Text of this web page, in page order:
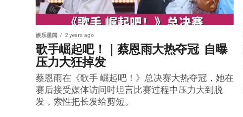
娱乐星闻 2 years ago
歌手崛起吧！｜蔡恩雨大热夺冠  自曝
压力大狂掉发
蔡恩雨在《歌手 崛起吧！》总决赛大热夺冠，她在
赛后接受媒体访问时坦言比赛过程中压力大到脱
发，索性把长发给剪短。